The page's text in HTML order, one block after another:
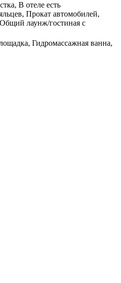
В отеле есть
Прокат автомобилей,
лаунж/гостиная с
Гидромассажная ванна,